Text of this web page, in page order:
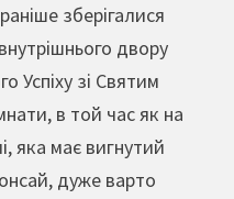
зберігалися
двору
Успіху зі Святим
в той час як на
яка має вигнутий
дуже варто